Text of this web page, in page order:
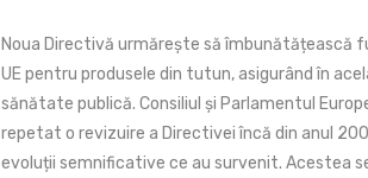
Noua Directivă urmărește să îmbunătățească
UE pentru produsele din tutun, asigurând în
sănătate publică. Consiliul și Parlamentul
repetat o revizuire a Directivei încă din anul
evoluții semnificative ce au survenit. Acestea